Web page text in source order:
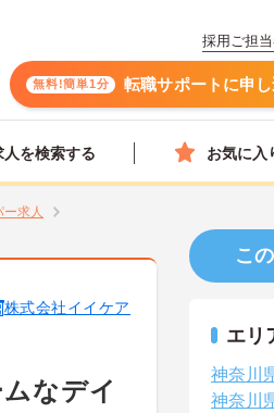
採用ご担
無料!簡単1分 転職サポートに申
人を検索する お気に入
ー求人
株式会社イイケア
なデイ
こ
エリ
神奈川
神奈川